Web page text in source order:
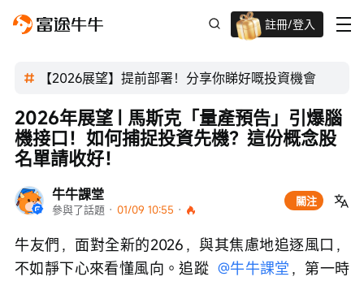
註冊/登入
高達過千蚊獎賞
【2026展望】提前部署！分享你睇好嘅投資機會
牛牛課堂
參與了話題 · 01/09 10:55 ·
關注
2026年展望 | 馬斯克「量產預告」引爆腦
機接口！如何捕捉投資先機？這份概念股
名單請收好！
牛友們，面對全新的2026，與其焦慮地追逐風口，
不如靜下心來看懂風向。追蹤 @牛牛課堂 ，第一時